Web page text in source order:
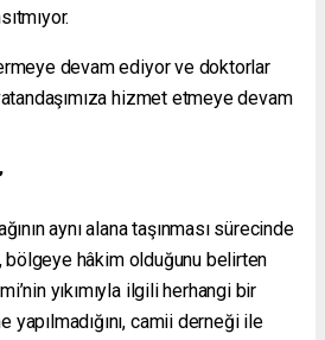
devam ediyor ve doktorlar
hizmet etmeye devam
aynı alana taşınması sürecinde
bölgeye hâkim olduğunu belirten
yıkımıyla ilgili herhangi bir
yapılmadığını, camii derneği ile